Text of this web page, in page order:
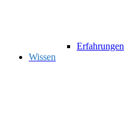
Erfahrungen
Wissen